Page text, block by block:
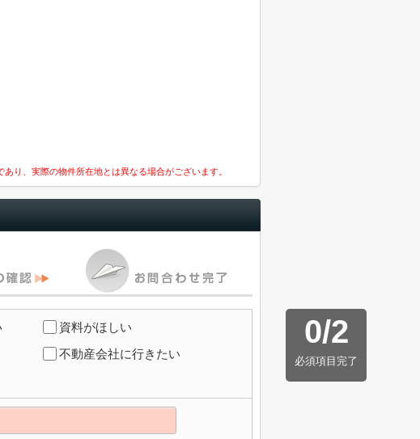
り、実際の物件所在地とは異なる場合がございます。
0/2
必須項目完了
資料がほしい
不動産会社に行きたい